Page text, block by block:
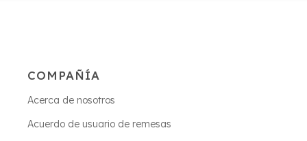
COMPAÑÍA
Acerca de nosotros
Acuerdo de usuario de remesas